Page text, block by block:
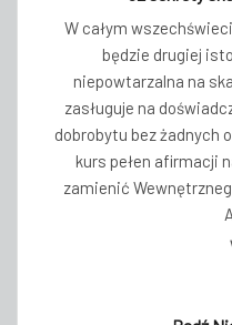
W całym
będzie drugiej
niepowtarzalna na
zasługuje na
dobrobytu bez żadnych
kurs pełen afirmacji
zamienić